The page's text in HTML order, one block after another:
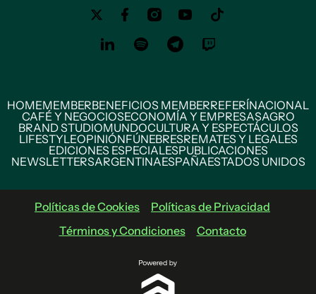
HOMEMEMBERBENEFICIOS MEMBERREFERÍNACIONAL
CAFÉ Y NEGOCIOSECONOMÍA Y EMPRESASAGRO
BRAND STUDIOMUNDOCULTURA Y ESPECTÁCULOS
LIFESTYLEOPINIÓNFÚNEBRESREMATES Y LEGALES
EDICIONES ESPECIALESPUBLICACIONES
NEWSLETTERSARGENTINAESPAÑAESTADOS UNIDOS
Políticas de Cookies
Políticas de Privacidad
Términos y Condiciones
Contacto